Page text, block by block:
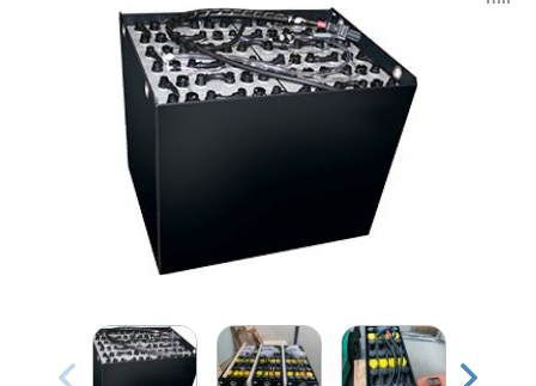
Ширина, мм: Высота, мм:
Бренд техники:
Модель: